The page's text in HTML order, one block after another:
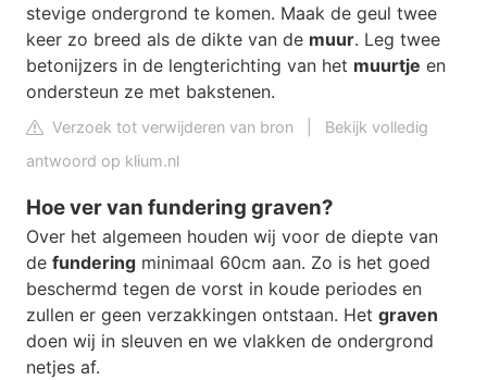
stevige ondergrond te komen. Maak de geul twee
keer zo breed als de dikte van de muur. Leg twee
betonijzers in de lengterichting van het muurtje en
ondersteun ze met bakstenen.
Verzoek tot verwijderen van bron
Bekijk volledig
antwoord op klium.nl
Hoe ver van fundering graven?
Over het algemeen houden wij voor de diepte van
de fundering minimaal 60cm aan. Zo is het goed
beschermd tegen de vorst in koude periodes en
zullen er geen verzakkingen ontstaan. Het graven
doen wij in sleuven en we vlakken de ondergrond
netjes af.